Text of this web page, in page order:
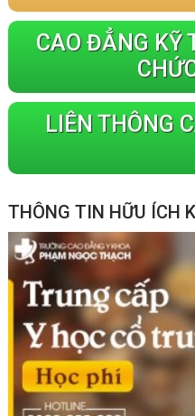
CAO ĐẲNG KỸ
LIÊN THÔNG
THÔNG TIN HỮU ÍCH